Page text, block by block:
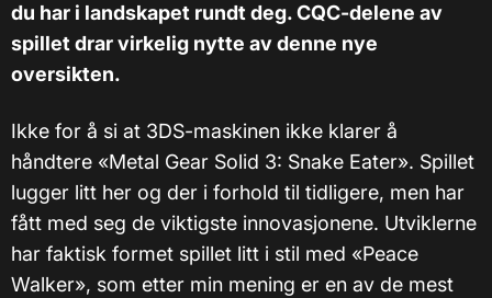
du har i landskapet rundt deg. CQC-delene av
spillet drar virkelig nytte av denne nye
oversikten.
Ikke for å si at 3DS-maskinen ikke klarer å
håndtere «Metal Gear Solid 3: Snake Eater». Spillet
lugger litt her og der i forhold til tidligere, men har
fått med seg de viktigste innovasjonene. Utviklerne
har faktisk formet spillet litt i stil med «Peace
Walker», som etter min mening er en av de mest